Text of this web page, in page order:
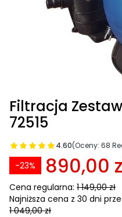
Filtracja
72515
4.60(Oceny: 68
890,00
Cena regularna: 1 149,00 zł
-23%
Najniższa cena z 30 dni
1 049,00 zł